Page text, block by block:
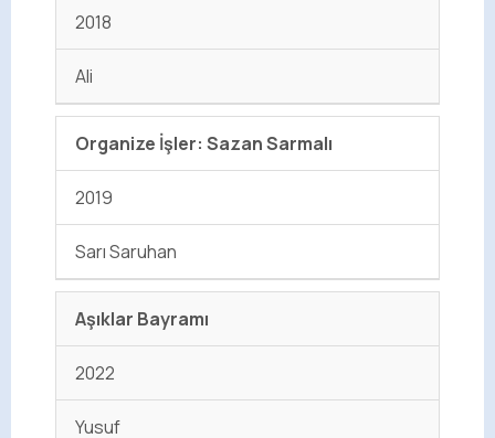
2018
Ali
Organize İşler: Sazan Sarmalı
2019
Sarı Saruhan
Aşıklar Bayramı
2022
Yusuf